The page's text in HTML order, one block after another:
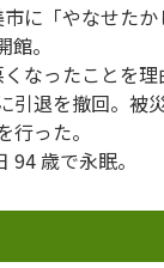
に「やなせた
。
なったことを理
引退を撤回。被
った。
94 歳で永眠。